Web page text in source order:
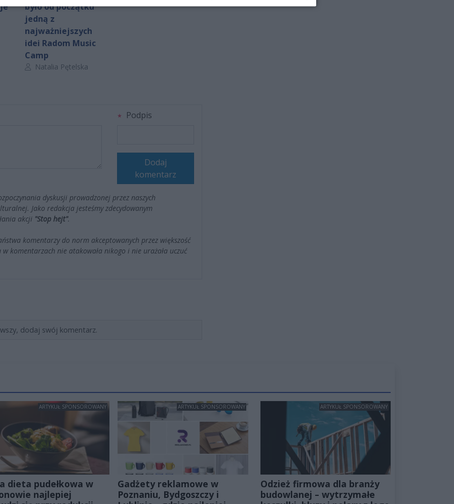
było od początku
jedną z
najważniejszych
idei Radom Music
Camp
Autor artykułu:
Natalia Pętelska
Podpis
Dodaj
komentarz
dyskusji prowadzonej przez naszych
Jako redakcja jesteśmy zdecydowanym
akcji "Stop hejt".
komentarzy do norm akceptowanych przez większość
w komentarzach nie atakowała nikogo i nie urażała uczuć
dodaj swój komentarz.
ARTYKUŁ SPONSOROWANY
dieta pudełkowa w
najlepiej
ARTYKUŁ SPONSOROWANY
Gadżety reklamowe w
Poznaniu, Bydgoszczy i
ARTYKUŁ SPONSOROWANY
Odzież firmowa dla branży
budowlanej – wytrzymałe